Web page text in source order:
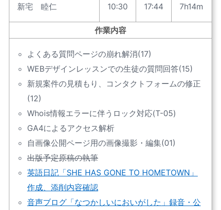
新宅 睦仁 10:30 17:44 7h14m
作業内容
よくある質問ページの崩れ解消(17)
WEBデザインレッスンでの生徒の質問回答(15)
新規案件の見積もり、コンタクトフォームの修正
(12)
Whois情報エラーに伴うロック対応(T-05)
GA4によるアクセス解析
自画像公開ページ用の画像撮影・編集(01)
出版予定原稿の執筆
英語日記「SHE HAS GONE TO HOMETOWN」
作成、添削内容確認
音声ブログ「なつかしいにおいがした」録音・公